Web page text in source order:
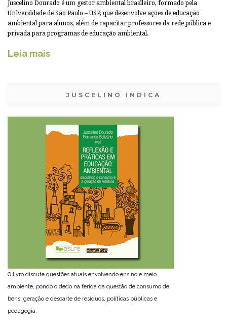
Juscelino Dourado é um gestor ambiental brasileiro, formado pela
Universidade de São Paulo – USP, que desenvolve ações de educação
ambiental para alunos, além de capacitar professores da rede pública e
privada para programas de educação ambiental.
Leia mais
JUSCELINO INDICA
O livro discute questões atuais envolvendo ensino e meio
ambiente, pondo o dedo na ferida da questão de consumo de
bens, geração e descarte de resíduos, políticas públicas e
pedagogia.